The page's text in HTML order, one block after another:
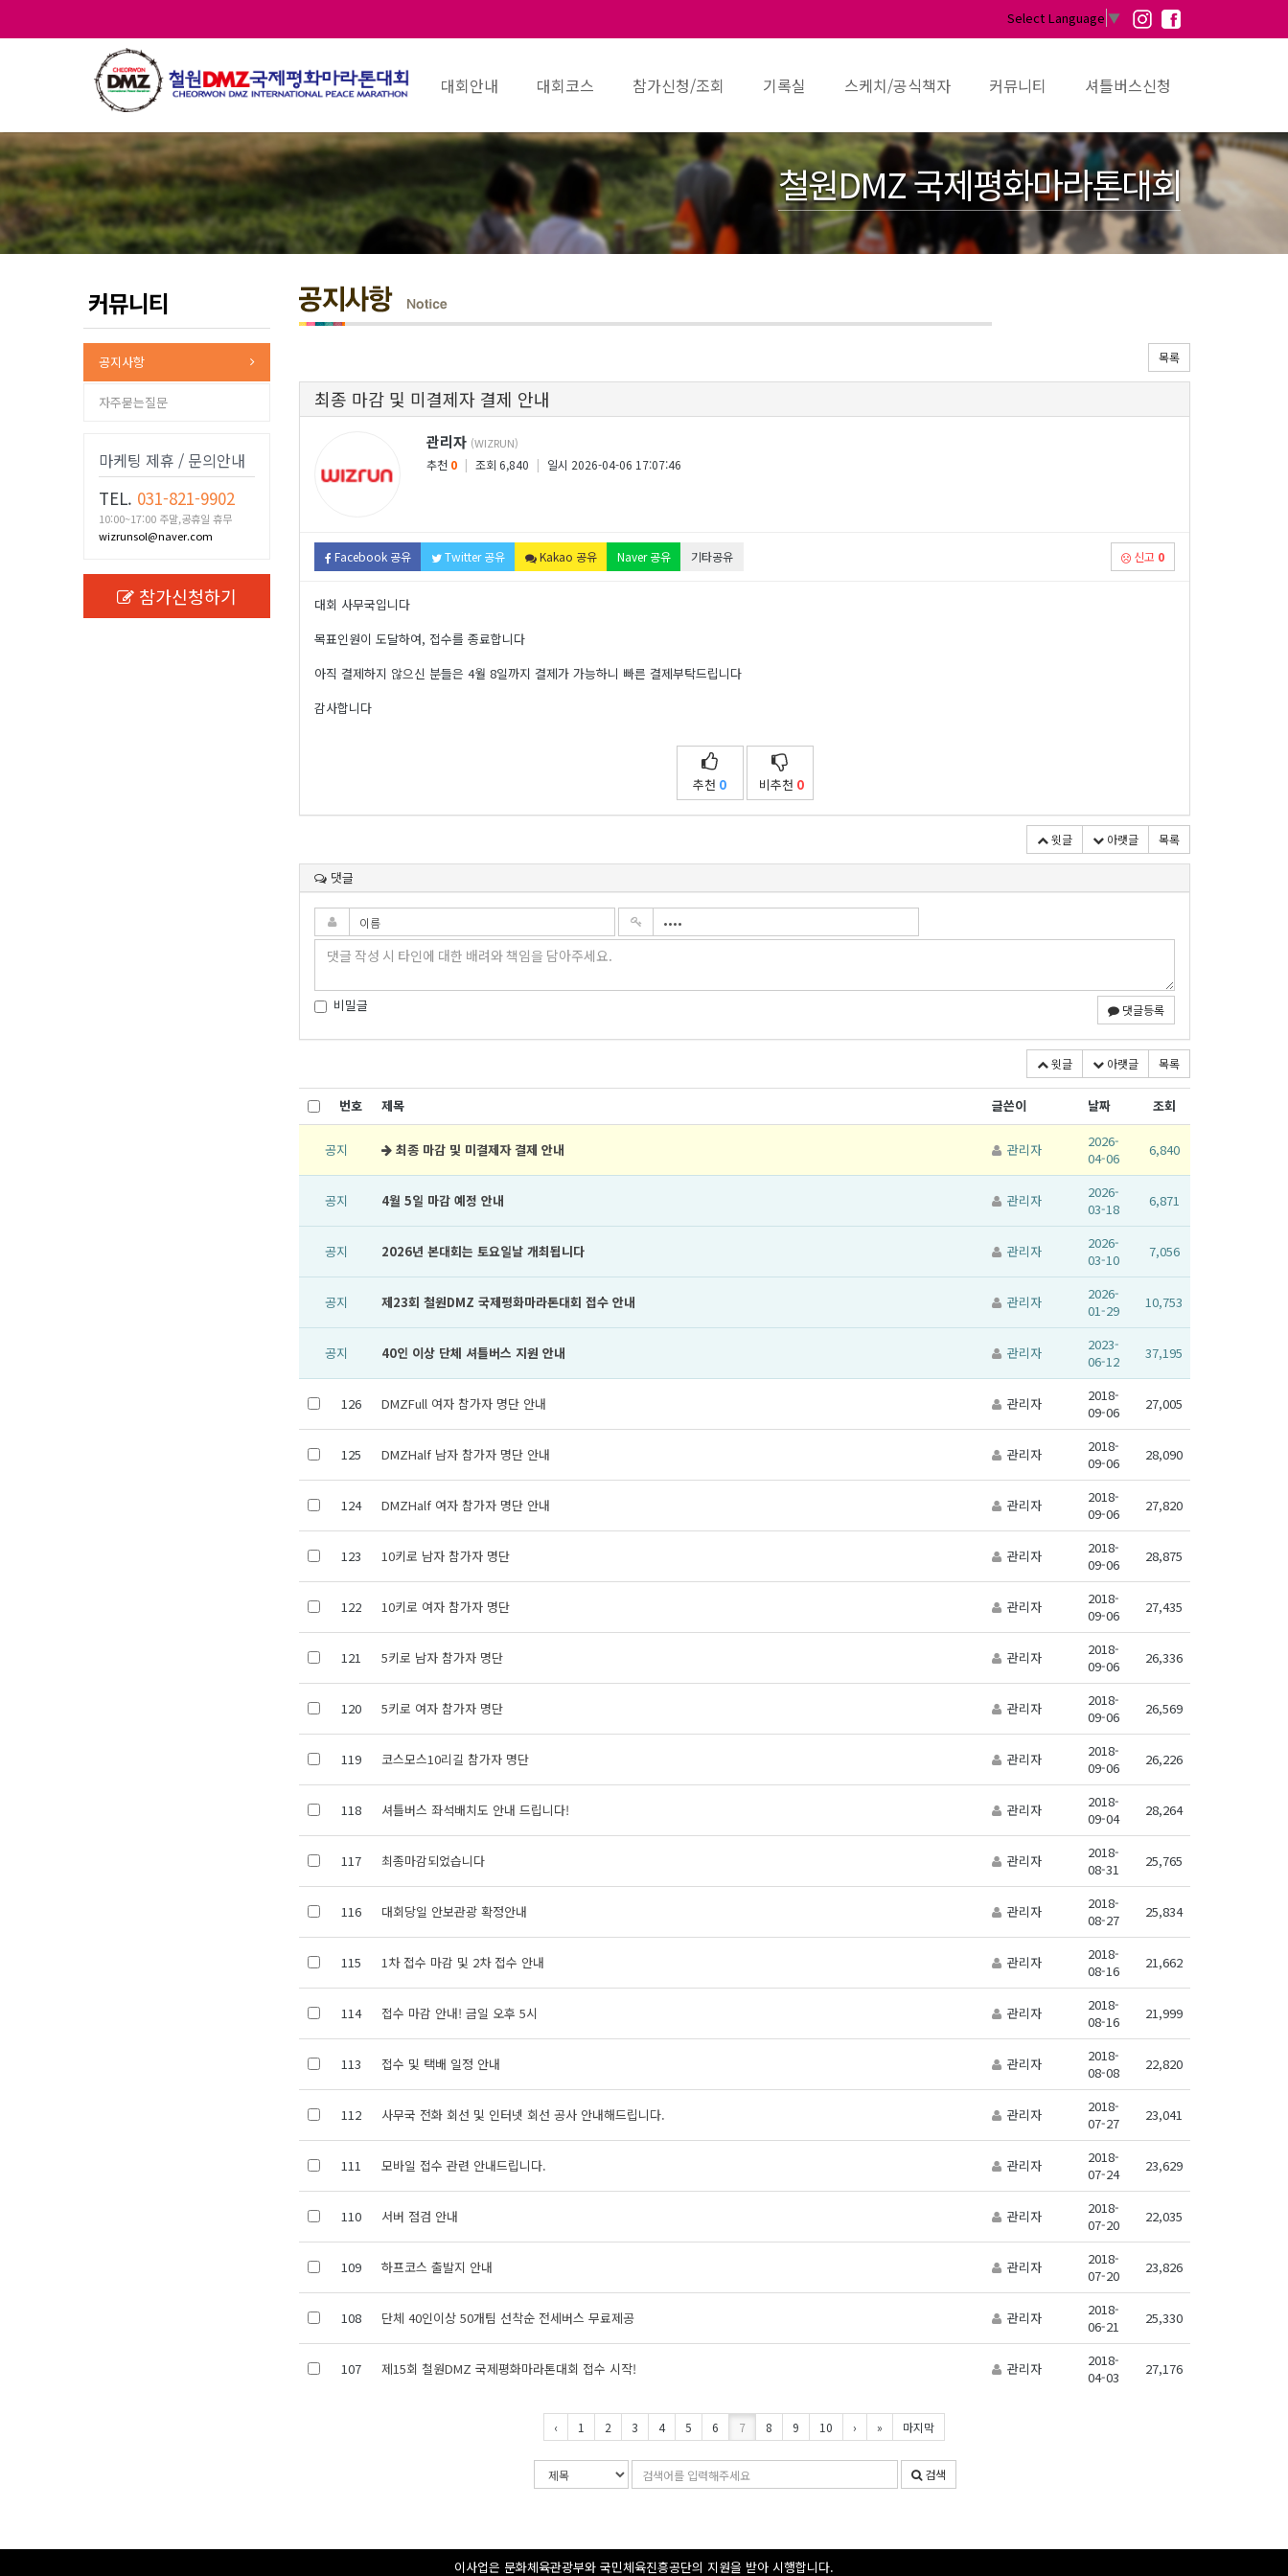
Select Language ▼
대회안내 대회코스 참가신청/조회 기록실 스케치/공식책자 커뮤니티 셔틀버스신청
철원DMZ 국제평화마라톤대회
커뮤니티
공지사항
자주묻는질문
마케팅 제휴 / 문의안내
TEL. 031-821-9902
10:00~17:00 주말,공휴일 휴무
wizrunsol@naver.com
참가신청하기
목록
최종 마감 및 미결제자 결제 안내
관리자 (WIZRUN)
추천 0 | 조회 6,840 | 일시 2026-04-06 17:07:46
Facebook 공유 Twitter 공유 Kakao 공유 Naver 공유 기타공유 신고 0
대회 사무국입니다
목표인원이 도달하여, 접수를 종료합니다
아직 결제하지 않으신 분들은 4월 8일까지 결제가 가능하니 빠른 결제부탁드립니다
감사합니다
추천 0 비추천 0
윗글 아랫글 목록
댓글
비밀글 댓글등록
윗글 아랫글 목록
번호 제목 글쓴이 날짜 조회
공지 최종 마감 및 미결제자 결제 안내 관리자
2026-
04-06
6,840
공지 4월 5일 마감 예정 안내 관리자
2026-
03-18
6,871
공지 2026년 본대회는 토요일날 개최됩니다 관리자
2026-
03-10
7,056
공지 제23회 철원DMZ 국제평화마라톤대회 접수 안내 관리자
2026-
01-29
10,753
공지 40인 이상 단체 셔틀버스 지원 안내 관리자
2023-
06-12
37,195
126 DMZFull 여자 참가자 명단 안내 관리자
2018-
09-06
27,005
125 DMZHalf 남자 참가자 명단 안내 관리자
2018-
09-06
28,090
124 DMZHalf 여자 참가자 명단 안내 관리자
2018-
09-06
27,820
123 10키로 남자 참가자 명단 관리자
2018-
09-06
28,875
122 10키로 여자 참가자 명단 관리자
2018-
09-06
27,435
121 5키로 남자 참가자 명단 관리자
2018-
09-06
26,336
120 5키로 여자 참가자 명단 관리자
2018-
09-06
26,569
119 코스모스10리길 참가자 명단 관리자
2018-
09-06
26,226
118 셔틀버스 좌석배치도 안내 드립니다! 관리자
2018-
09-04
28,264
117 최종마감되었습니다 관리자
2018-
08-31
25,765
116 대회당일 안보관광 확정안내 관리자
2018-
08-27
25,834
115 1차 접수 마감 및 2차 접수 안내 관리자
2018-
08-16
21,662
114 접수 마감 안내! 금일 오후 5시 관리자
2018-
08-16
21,999
113 접수 및 택배 일정 안내 관리자
2018-
08-08
22,820
112 사무국 전화 회선 및 인터넷 회선 공사 안내해드립니다. 관리자
2018-
07-27
23,041
111 모바일 접수 관련 안내드립니다. 관리자
2018-
07-24
23,629
110 서버 점검 안내 관리자
2018-
07-20
22,035
109 하프코스 출발지 안내 관리자
2018-
07-20
23,826
108 단체 40인이상 50개팀 선착순 전세버스 무료제공 관리자
2018-
06-21
25,330
107 제15회 철원DMZ 국제평화마라톤대회 접수 시작! 관리자
2018-
04-03
27,176
‹ 1 2 3 4 5 6 7 8 9 10 › » 마지막
검
색
검
색
검색
이사업은 문화체육관광부와 국민체육진흥공단의 지원을 받아 시행합니다.